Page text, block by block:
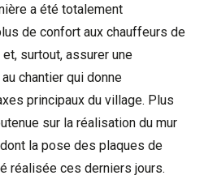
a été totalement
de confort aux chauffeurs de
surtout, assurer une
chantier qui donne
principaux du village. Plus
sur la réalisation du mur
la pose des plaques de
réalisée ces derniers jours.